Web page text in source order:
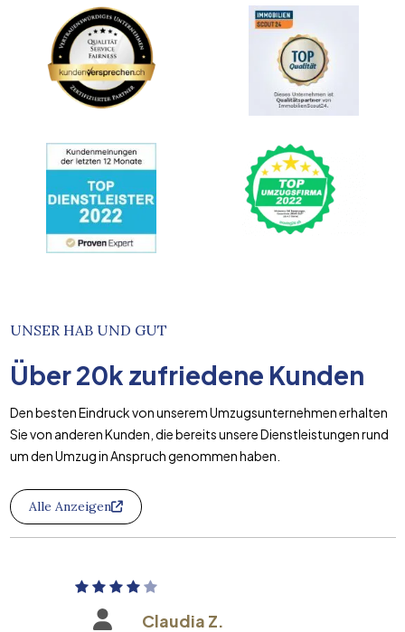
UNSER HAB UND GUT
Über20k zufriedene Kunden
Den besten Eindruck von unserem Umzugsunternehmen erhalten
Sie von anderen Kunden, die bereits unsere Dienstleistungen rund
um den Umzug in Anspruch genommen haben.
Alle Anzeigen
Claudia Z.